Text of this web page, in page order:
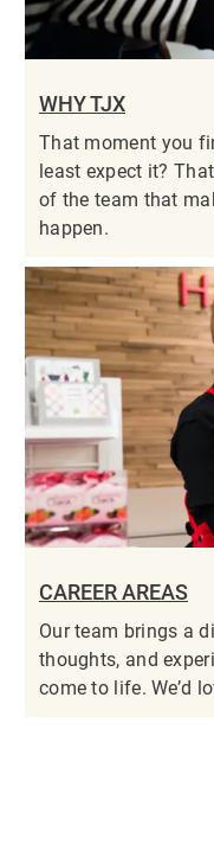
WHY TJX
That moment you
least expect it?
of the team that
happen.
CAREER AREAS
Our team brings a
thoughts, and
come to life. We’d